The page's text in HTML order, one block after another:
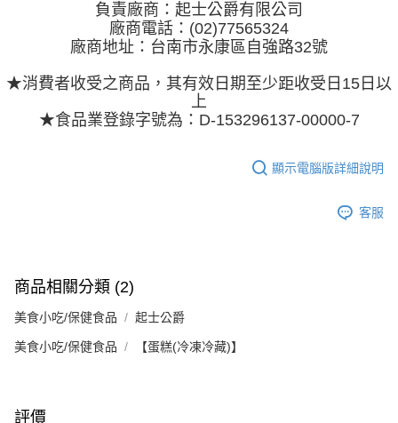
負責廠商：起士公爵有限公司
廠商電話：(02)77565324
廠商地址：台南市永康區自強路32號
★消費者收受之商品，其有效日期至少距收受日15日以
上
★食品業登錄字號為：D-153296137-00000-7
顯示電腦版詳細說明
客服
商品相關分類 (2)
美食小吃/保健食品 起士公爵
美食小吃/保健食品 【蛋糕(冷凍冷藏)】
評價